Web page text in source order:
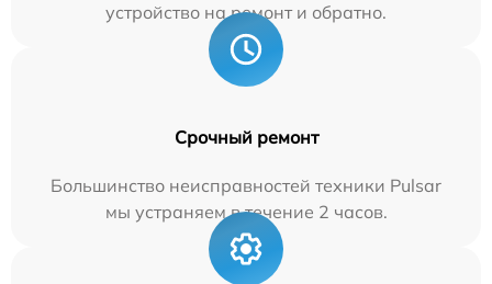
устройство на ремонт и обратно.
Срочный ремонт
Большинство неисправностей техники Pulsar
мы устраняем в течение 2 часов.